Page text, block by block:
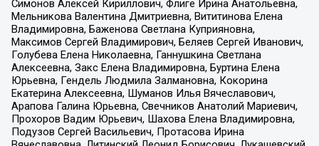
Симонов Алексей Кириллович, Флиге Ирина Анатольевна,
Мельникова Валентина Дмитриевна, Вититинова Елена
Владимировна, Баженова Светлана Куприяновна,
Максимов Сергей Владимирович, Беляев Сергей Иванович,
Голубева Елена Николаевна, Ганнушкина Светлана
Алексеевна, Закс Елена Владимировна, Буртина Елена
Юрьевна, Гендель Людмила Залмановна, Кокорина
Екатерина Алексеевна, Шуманов Илья Вячеславович,
Арапова Галина Юрьевна, Свечников Анатолий Мариевич,
Прохоров Вадим Юрьевич, Шахова Елена Владимировна,
Подузов Сергей Васильевич, Протасова Ирина